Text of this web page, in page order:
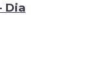
Dia